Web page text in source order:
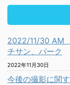
2022/11/30 AM
チサン、パーク
2022年11月30日
今後の撮影に関